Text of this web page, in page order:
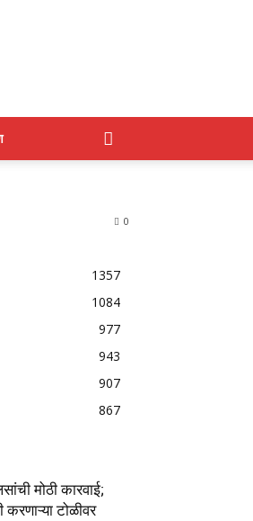
0
1357
1084
977
943
907
867
मोठी कारवाई;
करणाऱ्या टोळीवर